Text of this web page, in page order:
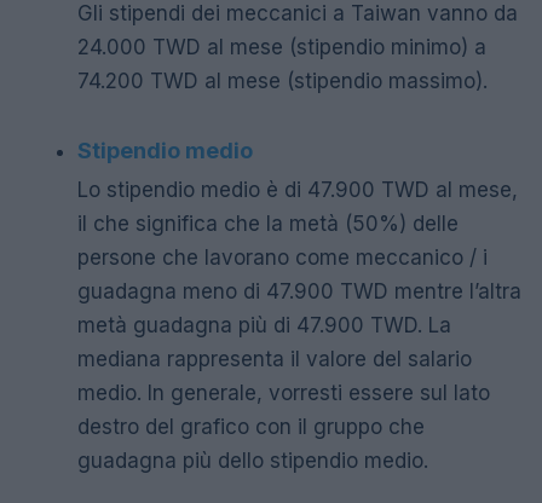
Gli stipendi dei meccanici a Taiwan vanno da
24.000 TWD al mese (stipendio minimo) a
74.200 TWD al mese (stipendio massimo).
Stipendio medio
Lo stipendio medio è di 47.900 TWD al mese,
il che significa che la metà (50%) delle
persone che lavorano come meccanico / i
guadagna meno di 47.900 TWD mentre l’altra
metà guadagna più di 47.900 TWD. La
mediana rappresenta il valore del salario
medio. In generale, vorresti essere sul lato
destro del grafico con il gruppo che
guadagna più dello stipendio medio.